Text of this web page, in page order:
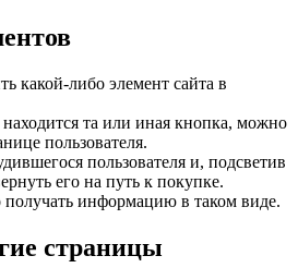
какой-либо элемент сайта в
находится та или иная кнопка, можно
пользователя.
пользователя и, подсветив
его на путь к покупке.
получать информацию в таком виде.
страницы